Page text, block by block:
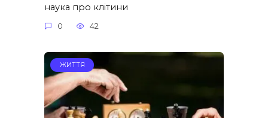
наука про клітини
0 42
ЖИТТЯ